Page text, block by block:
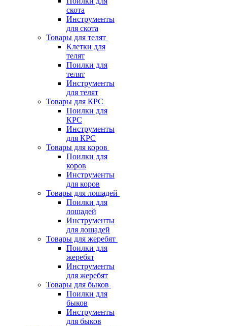
скота
Инструменты
для скота
Товары для телят
Клетки для
телят
Поилки для
телят
Инструменты
для телят
Товары для КРС
Поилки для
КРС
Инструменты
для КРС
Товары для коров
Поилки для
коров
Инструменты
для коров
Товары для лошадей
Поилки для
лошадей
Инструменты
для лошадей
Товары для жеребят
Поилки для
жеребят
Инструменты
для жеребят
Товары для быков
Поилки для
быков
Инструменты
для быков